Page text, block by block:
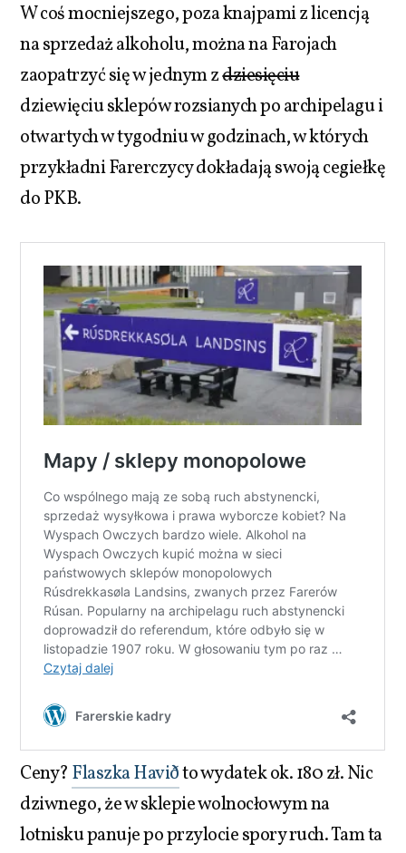
W coś mocniejszego, poza knajpami z licencją
na sprzedaż alkoholu, można na Farojach
zaopatrzyć się w jednym zdziesięciu
dziewięciu sklepów rozsianych po archipelagu i
otwartych w tygodniu w godzinach, w których
przykładni Farerczycy dokładają swoją cegiełkę
do PKB.
Ceny? Flaszka Haviðto wydatek ok. 180 zł. Nic
dziwnego, że w sklepie wolnocłowym na
lotnisku panuje po przylocie spory ruch. Tam ta